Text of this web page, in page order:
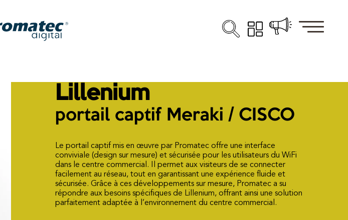
Lillenium
portail captif Meraki / CISCO
Le portail captif mis en œuvre par Promatec offre une interface
conviviale (design sur mesure) et sécurisée pour les utilisateurs du WiFi
dans le centre commercial. Il permet aux visiteurs de se connecter
facilement au réseau, tout en garantissant une expérience fluide et
sécurisée. Grâce à ces développements sur mesure, Promatec a su
répondre aux besoins spécifiques de Lillenium, offrant ainsi une solution
parfaitement adaptée à l’environnement du centre commercial.